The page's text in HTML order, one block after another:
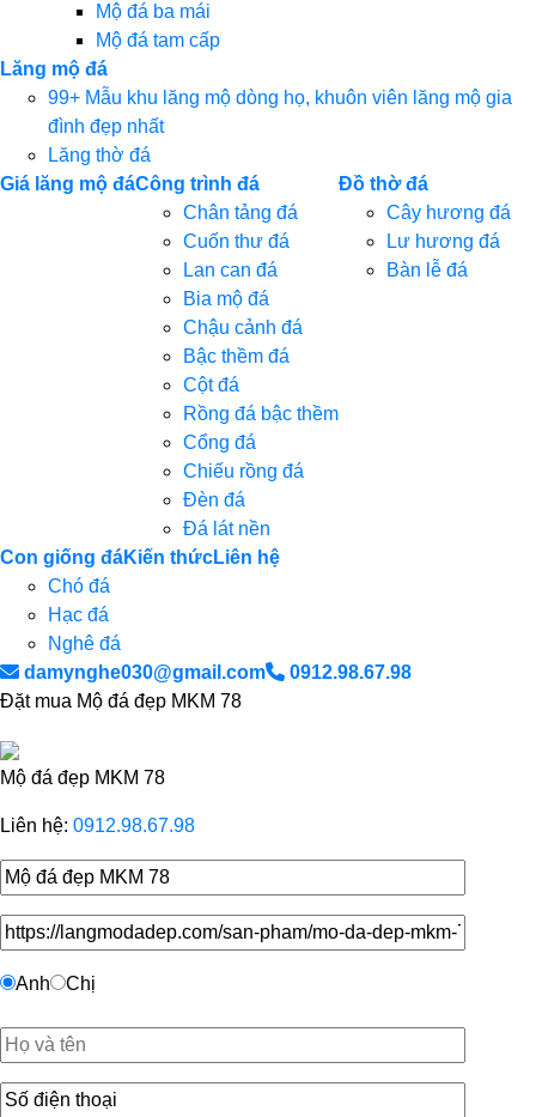
Mộ đá ba mái
Mộ đá tam cấp
Lăng mộ đá
99+ Mẫu khu lăng mộ dòng họ, khuôn viên lăng mộ gia
đình đẹp nhất
Lăng thờ đá
Giá lăng mộ đáCông trình đá
Chân tảng đá
Cuốn thư đá
Lan can đá
Bia mộ đá
Chậu cảnh đá
Bậc thềm đá
Cột đá
Rồng đá bậc thềm
Cổng đá
Chiếu rồng đá
Đèn đá
Đá lát nền
Đồ thờ đá
Cây hương đá
Lư hương đá
Bàn lễ đá
Con giống đá
Chó đá
Hạc đá
Nghê đá
Kiến thứcLiên hệ
damynghe030@gmail.com
0912.98.67.98
Đặt mua Mộ đá đẹp MKM 78
Mộ đá đẹp MKM 78
Liên hệ: 0912.98.67.98
Anh Chị